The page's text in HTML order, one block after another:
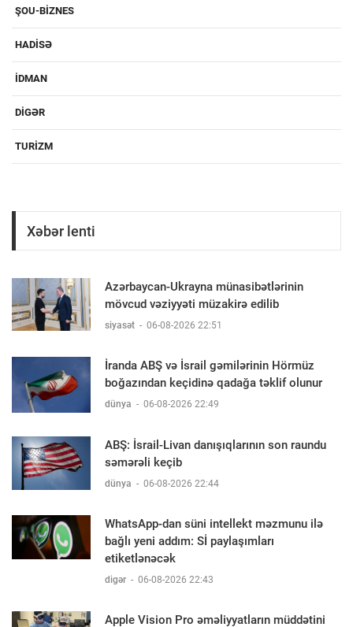
ŞOU-BIZNES
HADISƏ
IDMAN
DIGƏR
TURIZM
Xəbər lenti
Azərbaycan-Ukrayna münasibətlərinin
mövcud vəziyyəti müzakirə edilib
siyasət - 06-08-2026 22:51
İranda ABŞ və İsrail gəmilərinin Hörmüz
boğazından keçidinə qadağa təklif olunur
dünya - 06-08-2026 22:49
ABŞ: İsrail-Livan danışıqlarının son raundu
səmərəli keçib
dünya - 06-08-2026 22:44
WhatsApp-dan süni intellekt məzmunu ilə
bağlı yeni addım: Sİ paylaşımları
etiketlənəcək
digər - 06-08-2026 22:43
Apple Vision Pro əməliyyatların müddətini